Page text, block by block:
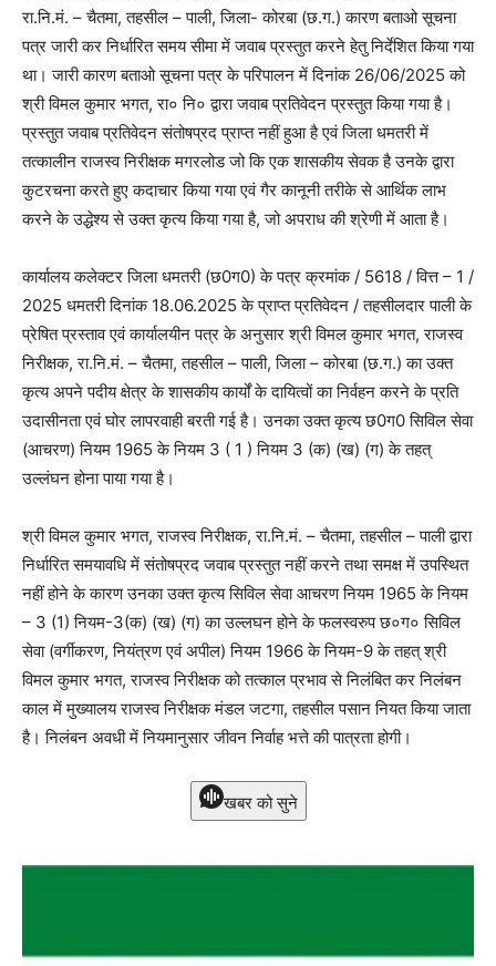
रा.नि.मं. – चैतमा, तहसील – पाली, जिला- कोरबा (छ.ग.) कारण बताओ सूचना
पत्र जारी कर निर्धारित समय सीमा में जवाब प्रस्तुत करने हेतु निर्देशित किया गया
था। जारी कारण बताओ सूचना पत्र के परिपालन में दिनांक 26/06/2025 को
श्री विमल कुमार भगत, रा० नि० द्वारा जवाब प्रतिवेदन प्रस्तुत किया गया है।
प्रस्तुत जवाब प्रतिवेदन संतोषप्रद प्राप्त नहीं हुआ है एवं जिला धमतरी में
तत्कालीन राजस्व निरीक्षक मगरलोड जो कि एक शासकीय सेवक है उनके द्वारा
कुटरचना करते हुए कदाचार किया गया एवं गैर कानूनी तरीके से आर्थिक लाभ
करने के उद्धेश्य से उक्त कृत्य किया गया है, जो अपराध की श्रेणी में आता है।
कार्यालय कलेक्टर जिला धमतरी (छ0ग0) के पत्र क्रमांक / 5618 / वित्त – 1 /
2025 धमतरी दिनांक 18.06.2025 के प्राप्त प्रतिवेदन / तहसीलदार पाली के
प्रेषित प्रस्ताव एवं कार्यालयीन पत्र के अनुसार श्री विमल कुमार भगत, राजस्व
निरीक्षक, रा.नि.मं. – चैतमा, तहसील – पाली, जिला – कोरबा (छ.ग.) का उक्त
कृत्य अपने पदीय क्षेत्र के शासकीय कार्यों के दायित्वों का निर्वहन करने के प्रति
उदासीनता एवं घोर लापरवाही बरती गई है। उनका उक्त कृत्य छ0ग0 सिविल सेवा
(आचरण) नियम 1965 के नियम 3 ( 1 ) नियम 3 (क) (ख) (ग) के तहत्
उल्लंघन होना पाया गया है।
श्री विमल कुमार भगत, राजस्व निरीक्षक, रा.नि.मं. – चैतमा, तहसील – पाली द्वारा
निर्धारित समयावधि में संतोषप्रद जवाब प्रस्तुत नहीं करने तथा समक्ष में उपस्थित
नहीं होने के कारण उनका उक्त कृत्य सिविल सेवा आचरण नियम 1965 के नियम
– 3 (1) नियम-3(क) (ख) (ग) का उल्लघन होने के फलस्वरुप छ०ग० सिविल
सेवा (वर्गीकरण, नियंत्रण एवं अपील) नियम 1966 के नियम-9 के तहत् श्री
विमल कुमार भगत, राजस्व निरीक्षक को तत्काल प्रभाव से निलंबित कर निलंबन
काल में मुख्यालय राजस्व निरीक्षक मंडल जटगा, तहसील पसान नियत किया जाता
है। निलंबन अवधी में नियमानुसार जीवन निर्वाह भत्ते की पात्रता होगी।
खबर को सुने